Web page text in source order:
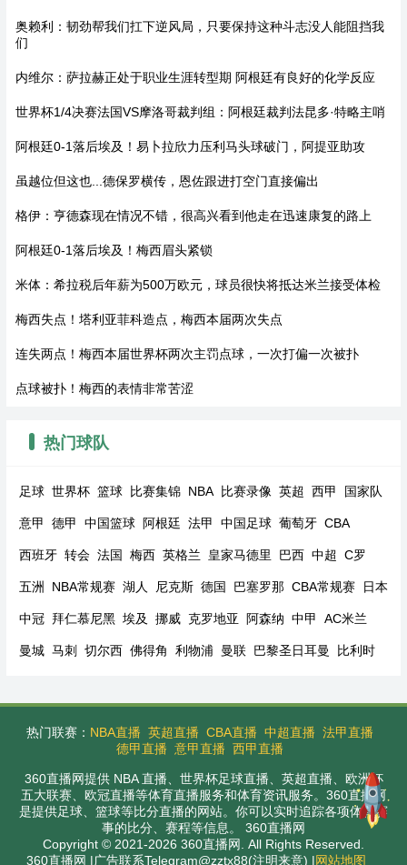
奥赖利：韧劲帮我们扛下逆风局，只要保持这种斗志没人能阻挡我
们
内维尔：萨拉赫正处于职业生涯转型期 阿根廷有良好的化学反应
世界杯1/4决赛法国VS摩洛哥裁判组：阿根廷裁判法昆多·特略主哨
阿根廷0-1落后埃及！易卜拉欣力压利马头球破门，阿提亚助攻
虽越位但这也...德保罗横传，恩佐跟进打空门直接偏出
格伊：亨德森现在情况不错，很高兴看到他走在迅速康复的路上
阿根廷0-1落后埃及！梅西眉头紧锁
米体：希拉税后年薪为500万欧元，球员很快将抵达米兰接受体检
梅西失点！塔利亚菲科造点，梅西本届两次失点
连失两点！梅西本届世界杯两次主罚点球，一次打偏一次被扑
点球被扑！梅西的表情非常苦涩
热门球队
足球 世界杯 篮球 比赛集锦 NBA 比赛录像 英超 西甲 国家队
意甲 德甲 中国篮球 阿根廷 法甲 中国足球 葡萄牙 CBA
西班牙 转会 法国 梅西 英格兰 皇家马德里 巴西 中超 C罗
五洲 NBA常规赛 湖人 尼克斯 德国 巴塞罗那 CBA常规赛 日本
中冠 拜仁慕尼黑 埃及 挪威 克罗地亚 阿森纳 中甲 AC米兰
曼城 马刺 切尔西 佛得角 利物浦 曼联 巴黎圣日耳曼 比利时
热门联赛： NBA直播 英超直播 CBA直播 中超直播 法甲直播
德甲直播 意甲直播 西甲直播
360直播网提供 NBA 直播、世界杯足球直播、英超直播、欧洲杯
五大联赛、欧冠直播等体育直播服务和体育资讯服务。360直播网
是提供足球、篮球等比分直播的网站。你可以实时追踪各项体育赛
事的比分、赛程等信息。 360直播网
Copyright © 2021-2026 360直播网. All Rights Reserved.
360直播网 |广告联系Telegram@zztx88(注明来意) |网站地图